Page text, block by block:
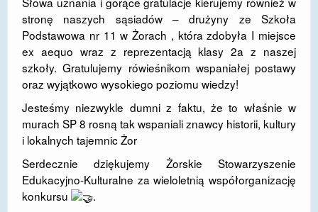
stronę naszych sąsiadów – drużyny ze Szkoła
Podstawowa nr 11 w Żorach , która zdobyła I miejsce
ex aequo wraz z reprezentacją klasy 2a z naszej
szkoły. Gratulujemy rówieśnikom wspaniałej postawy
oraz wyjątkowo wysokiego poziomu wiedzy!
​Jesteśmy niezwykle dumni z faktu, że to właśnie w
murach SP 8 rosną tak wspaniali znawcy historii, kultury
i lokalnych tajemnic Żor
Serdecznie dziękujemy Żorskie Stowarzyszenie
Edukacyjno-Kulturalne za wieloletnią współorganizację
konkursu
.